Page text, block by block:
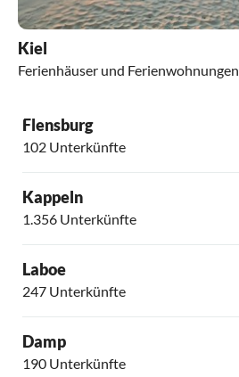
Kiel
Ferienhäuser und Ferienwohnungen
Flensburg
102 Unterkünfte
Kappeln
1.356 Unterkünfte
Laboe
247 Unterkünfte
Damp
190 Unterkünfte